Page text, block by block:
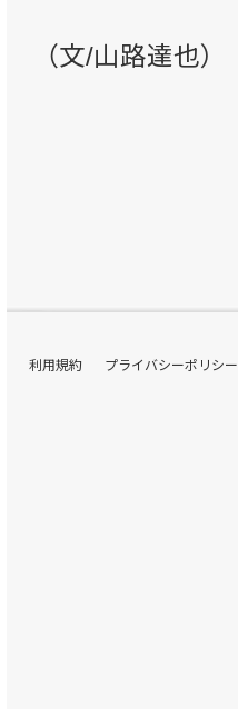
（文/山路達也）
利用規約 プライバシーポリシー